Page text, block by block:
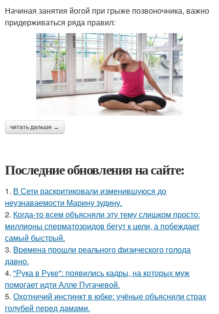
Начиная занятия йогой при грыже позвоночника, важно
придерживаться ряда правил:
читать дальше →
Последние обновления на сайте:
1. В Сети раскритиковали изменившуюся до
неузнаваемости Марину зудину.
2. Когда-то всем объясняли эту тему слишком просто:
миллионы сперматозоидов бегут к цели, а побеждает
самый быстрый.
3. Bpeмена прошли реального физического голода
давно.
4. "Рука в Руке": появились кадры, на которых муж
помогает идти Алле Пугачевой.
5. Охотничий инстинкт в юбке: учёные объяснили страх
голубей перед дамами.